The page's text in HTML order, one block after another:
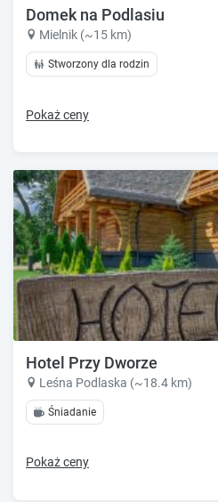
Domek na Podlasiu
Mielnik (~15 km)
Stworzony dla rodzin
Pokaż ceny
Hotel Przy Dworze
Leśna Podlaska (~18.4 km)
Śniadanie
Pokaż ceny